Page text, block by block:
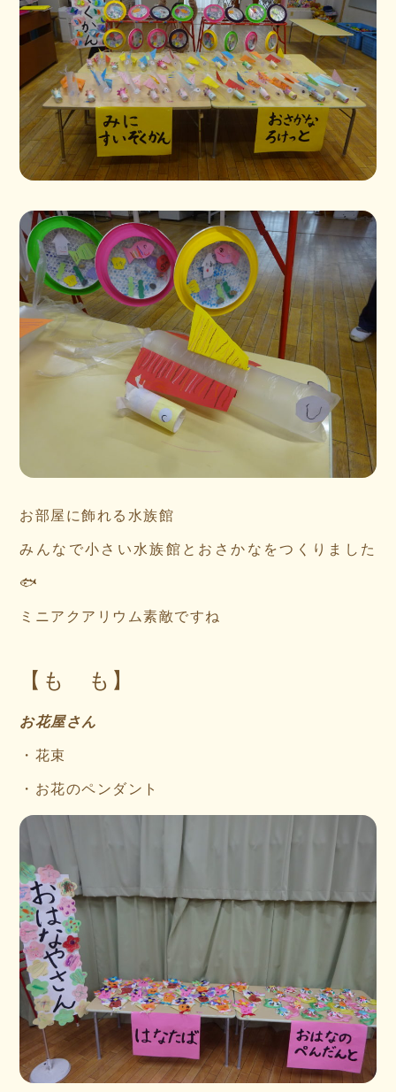
お部屋に飾れる水族館
みんなで小さい水族館とおさかなをつくりました
🐟
ミニアクアリウム素敵ですね
【も も】
お花屋さん
・花束
・お花のペンダント